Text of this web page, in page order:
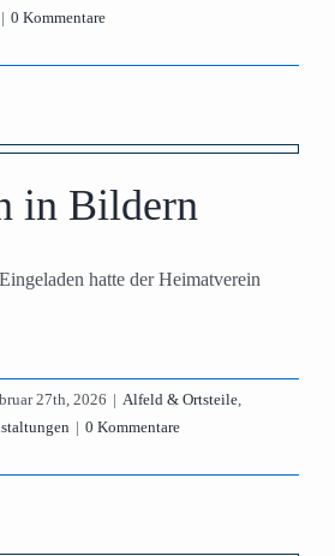
| 0 Kommentare
in Bildern
hatte der Heimatverein
27th, 2026 | Alfeld & Ortsteile
| 0 Kommentare